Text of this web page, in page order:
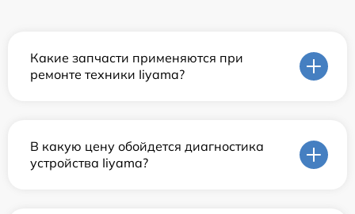
Какие запчасти применяются при
ремонте техники Iiyama?
В какую цену обойдется диагностика
устройства Iiyama?